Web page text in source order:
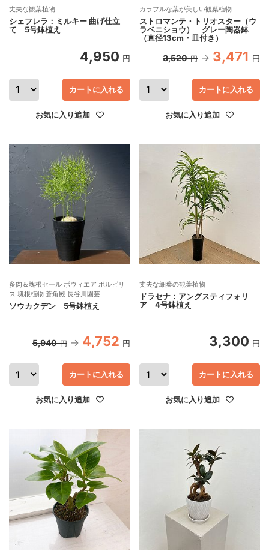
丈夫な観葉植物
シェフレラ：ミルキー 曲げ仕立
て 5号鉢植え
4,950 円
カートに入れる
お気に入り追加
カラフルな葉が美しい観葉植物
ストロマンテ・トリオスター（ウ
ラベニショウ） グレー陶器鉢
（直径13cm・皿付き）
3,520 円 3,471 円
カートに入れる
お気に入り追加
多肉＆塊根セール ボウィエア ボルビリ
ス 塊根植物 蒼角殿 長谷川園芸
ソウカクデン 5号鉢植え
5,940 円 4,752 円
カートに入れる
お気に入り追加
丈夫な細葉の観葉植物
ドラセナ：アングスティフォリ
ア 4号鉢植え
3,300 円
カートに入れる
お気に入り追加